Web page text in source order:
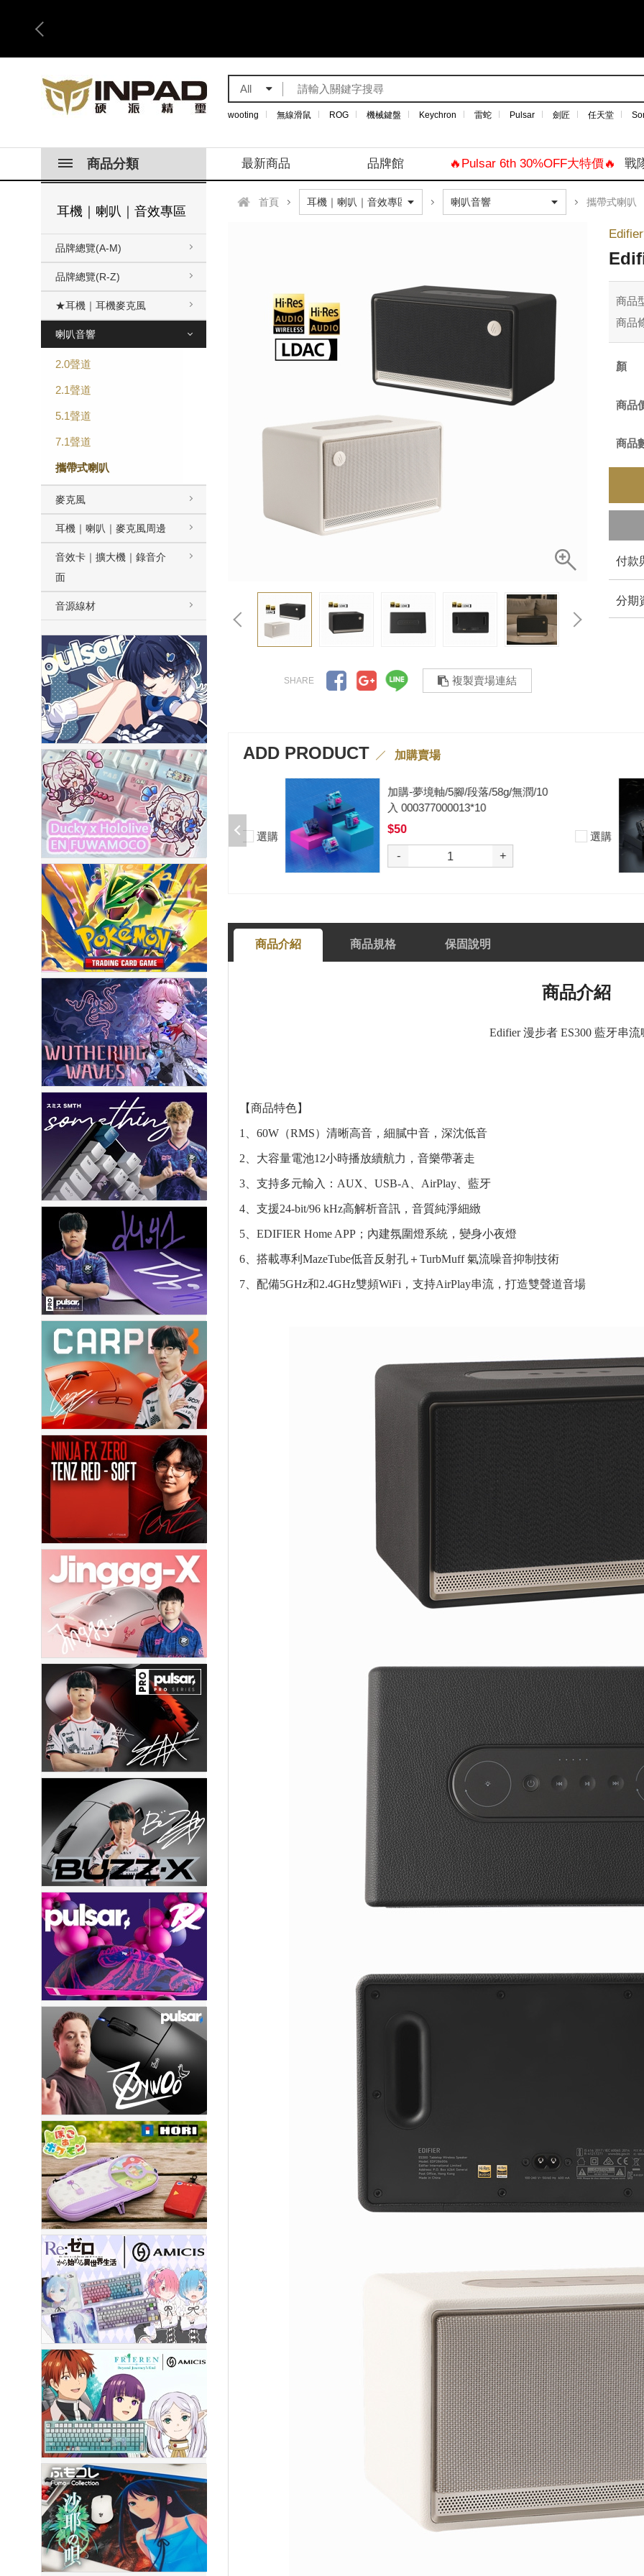
All
wooting 無線滑鼠 ROG 機械鍵盤 Keychron 雷蛇 Pulsar 劍匠 任天堂
商品分類 最新商品 品牌館 🔥Pulsar 6th 30%OFF大特價🔥 戰
耳機｜喇叭｜音效專區
品牌總覽(A-M)
品牌總覽(R-Z)
★耳機｜耳機麥克風
喇叭音響
2.0聲道
2.1聲道
5.1聲道
7.1聲道
攜帶式喇叭
麥克風
耳機｜喇叭｜麥克風周邊
音效卡｜擴大機｜錄音介
面
音源線材
首頁 攜帶式喇叭
複製賣場連結
商品
商品
商品
商品
付款
分期
ADD PRODUCT 加購賣場
加購-夢境軸/5腳/段落/58g/無潤/10
入 000377000013*10
$50
- +
選購
加購-黑武士軸V2/5腳/段落/62g/無
潤/10入 000377000012*10
$50
選購
商品介紹 商品規格 保固說明
商品介紹
Edifier 漫步者 ES300 藍牙串流
【商品特色】
1、60W（RMS）清晰高音，細膩中音，深沈低音
2、大容量電池12小時播放續航力，音樂帶著走
3、支持多元輸入：AUX、USB-A、AirPlay、藍牙
4、支援24-bit/96 kHz高解析音訊，音質純淨細緻
5、EDIFIER Home APP；內建氛圍燈系統，變身小夜燈
6、搭載專利MazeTube低音反射孔＋TurbMuff 氣流噪音抑制技術
7、配備5GHz和2.4GHz雙頻WiFi，支持AirPlay串流，打造雙聲道音場